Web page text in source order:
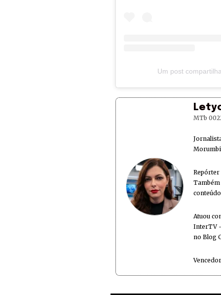
Um post
MTb
Morumbi
Repórter
Atuou
InterTV -
no Blog